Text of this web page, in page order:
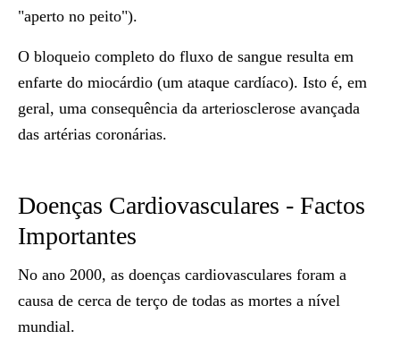
"aperto no peito").
O bloqueio completo do fluxo de sangue resulta em
enfarte do miocárdio (um ataque cardíaco). Isto é, em
geral, uma consequência da arteriosclerose avançada
das artérias coronárias.
Doenças Cardiovasculares - Factos
Importantes
No ano 2000, as doenças cardiovasculares foram a
causa de cerca de terço de todas as mortes a nível
mundial.